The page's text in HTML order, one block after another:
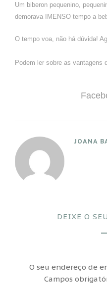
Um biberon pequenino,
demorava IMENSO tempo a
O tempo voa, não há dúvida!
Podem ler sobre as vantagens
JOANA
DEIXE O
O seu endereço de
Campos